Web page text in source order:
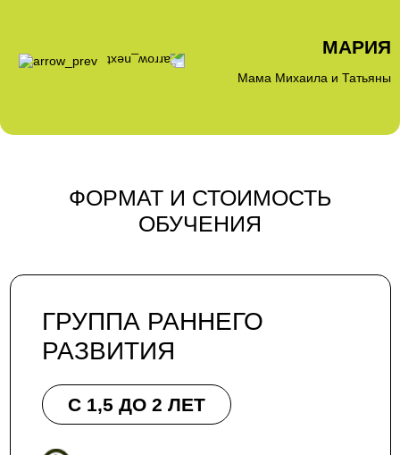
МАРИЯ
Мама Михаила и Татьяны
ФОРМАТ И СТОИМОСТЬ
ОБУЧЕНИЯ
ГРУППА РАННЕГО
РАЗВИТИЯ
С 1,5 ДО 2 ЛЕТ